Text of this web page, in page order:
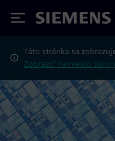
Siemens
Táto stránka sa
Zobraziť namiesto toho